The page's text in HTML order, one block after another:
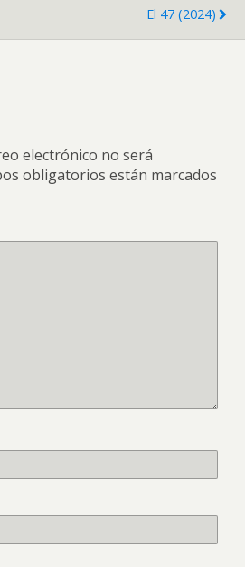
El 47 (2024)
electrónico no será
obligatorios están marcados